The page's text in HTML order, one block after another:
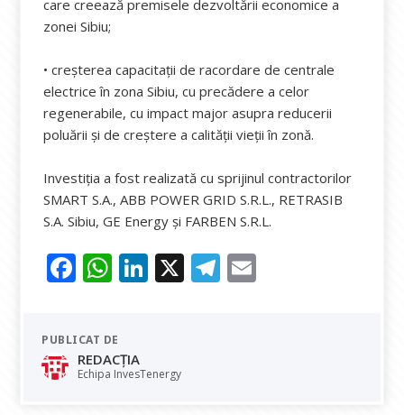
care creează premisele dezvoltării economice a
zonei Sibiu;
• creșterea capacitații de racordare de centrale
electrice în zona Sibiu, cu precădere a celor
regenerabile, cu impact major asupra reducerii
poluării și de creștere a calității vieții în zonă.
Investiția a fost realizată cu sprijinul contractorilor
SMART S.A., ABB POWER GRID S.R.L., RETRASIB
S.A. Sibiu, GE Energy și FARBEN S.R.L.
F
e
b
o
W
at
s
A
Li
dI
X T
PUBLICAT DE
REDACȚIA
Echipa InvesTenergy